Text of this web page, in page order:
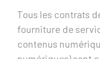
Tous les contrats
fourniture de
contenus